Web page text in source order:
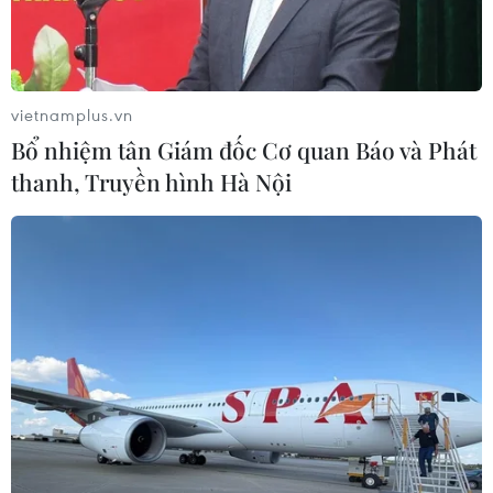
Trước diễn biến nhanh, phức tạp của dịch viêm
đường hô hấp cấp do chủng mới của virus
corona (COVID-19) tại Hàn Quốc, hãng công
nghệ khổng lồ Samsung đã quyết định tạm thời
vietnamplus.vn
Bổ nhiệm tân Giám đốc Cơ quan Báo và Phát
thanh, Truyền hình Hà Nội